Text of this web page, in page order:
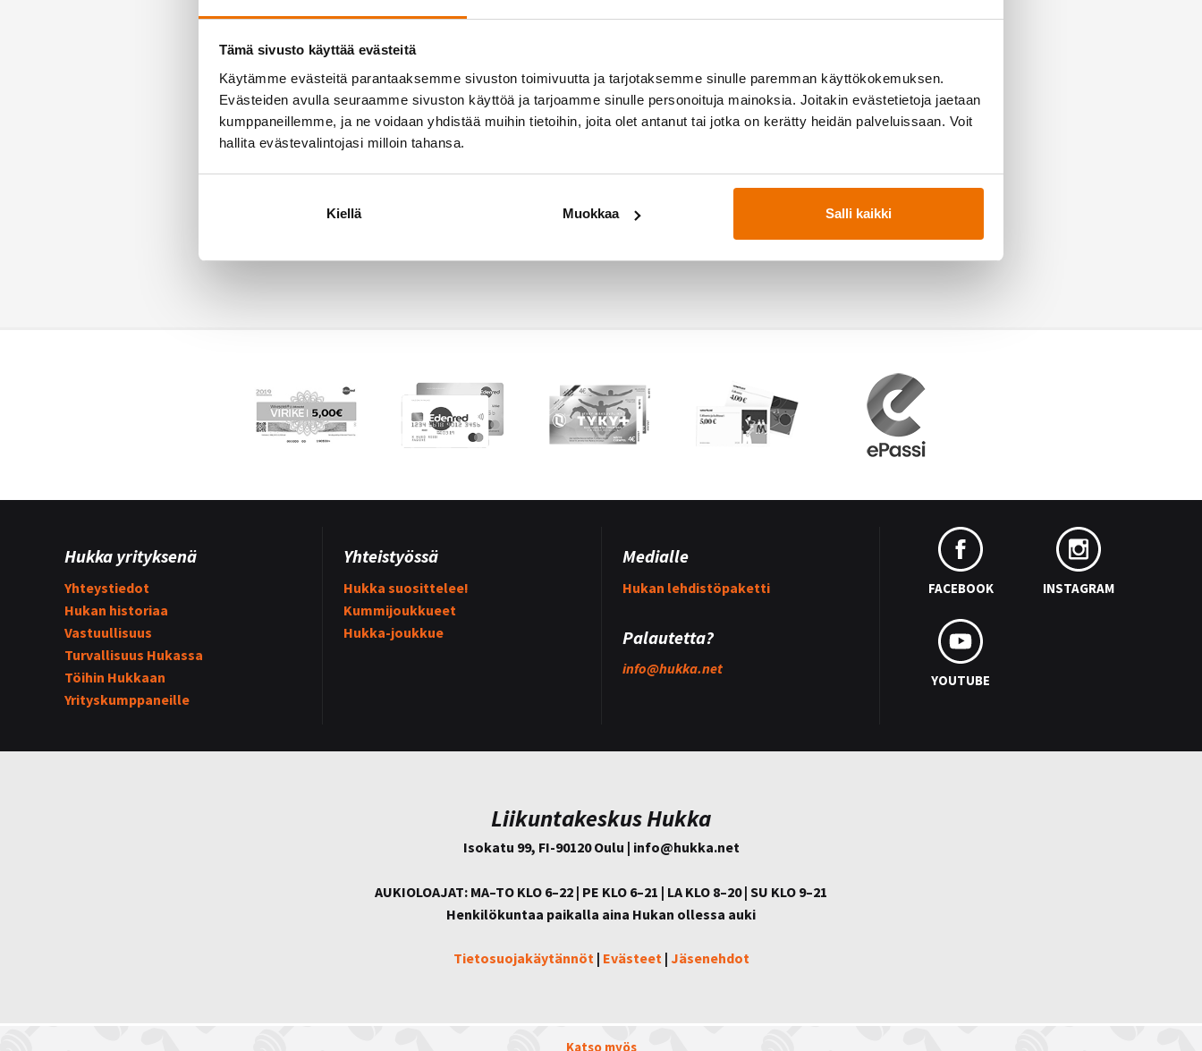
Tämä sivusto käyttää evästeitä
Käytämme evästeitä parantaaksemme sivuston toimivuutta ja tarjotaksemme sinulle paremman käyttökokemuksen.
Evästeiden avulla seuraamme sivuston käyttöä ja tarjoamme sinulle personoituja mainoksia. Joitakin evästetietoja jaetaan
kumppaneillemme, ja ne voidaan yhdistää muihin tietoihin, joita olet antanut tai jotka on kerätty heidän palveluissaan. Voit
hallita evästevalintojasi milloin tahansa.
Kiellä Muokkaa Salli kaikki
kanssasi maksutta Hukkaan!
Hukan jäsenenä voit isänpäivänä kutsua mukaasi Hukkaan niin isän, isoisän, lastesi isän,
elämäsi isähahmon tai sinulle tärkeän vanhemman, olipa hän kuka tahansa! Tervetuloa
viettämään yhdessä mukava päivä Hukkaan!
Hukka yrityksenä
Yhteystiedot
Hukan historiaa
Vastuullisuus
Turvallisuus Hukassa
Töihin Hukkaan
Yrityskumppaneille
Yhteistyössä
Hukka suosittelee!
Kummijoukkueet
Hukka-joukkue
Medialle
Hukan lehdistöpaketti
Palautetta?
info@hukka.net
FACEBOOK INSTAGRAM
YOUTUBE
Liikuntakeskus Hukka
Isokatu 99, FI-90120 Oulu | info@hukka.net
AUKIOLOAJAT: MA–TO KLO 6–22 | PE KLO 6–21 | LA KLO 8–20 | SU KLO 9–21
Henkilökuntaa paikalla aina Hukan ollessa auki
Tietosuojakäytännöt | Evästeet | Jäsenehdot
Katso myös